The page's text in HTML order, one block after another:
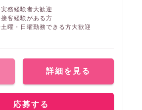
務経験者大歓迎
客経験がある方
曜・日曜勤務できる方大歓迎
詳細を見る
応募する